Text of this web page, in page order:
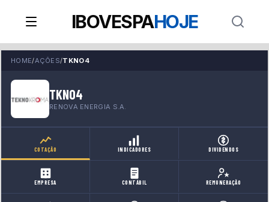
IBOVESPAHOJE
HOME/AÇÕES/TKNO4
TKNO4
RENOVA ENERGIA S.A.
COTAÇÃO INDICADORES DIVIDENDOS
EMPRESA CONTÁBIL REMUNERAÇÃO